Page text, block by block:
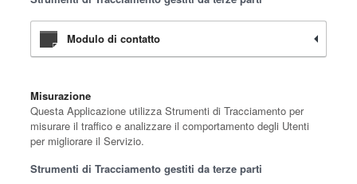
Modulo di contatto
Misurazione
Questa Applicazione utilizza Strumenti di Tracciamento per
misurare il traffico e analizzare il comportamento degli Utenti
per migliorare il Servizio.
Strumenti di Tracciamento gestiti da terze parti